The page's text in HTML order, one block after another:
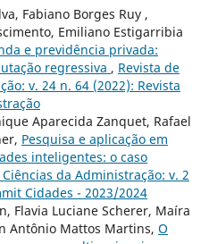
Fabiano Borges Ruy ,
Emiliano Estigarribia
e previdência privada:
regressiva , Revista de
v. 24 n. 64 (2022): Revista
Aparecida Zanquet, Rafael
Pesquisa e aplicação em
inteligentes: o caso
Ciências da Administração: v. 2
Cidades - 2023/2024
Flavia Luciane Scherer, Maíra
Antônio Mattos Martins, O